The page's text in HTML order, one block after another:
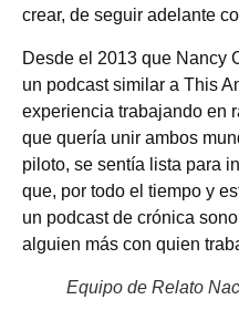
crear, de seguir adelante
Desde el 2013 que Nancy
un podcast similar a This
experiencia trabajando en
que quería unir ambos
piloto, se sentía lista para
que, por todo el tiempo y
un podcast de crónica
alguien más con quien
Equipo de Relato